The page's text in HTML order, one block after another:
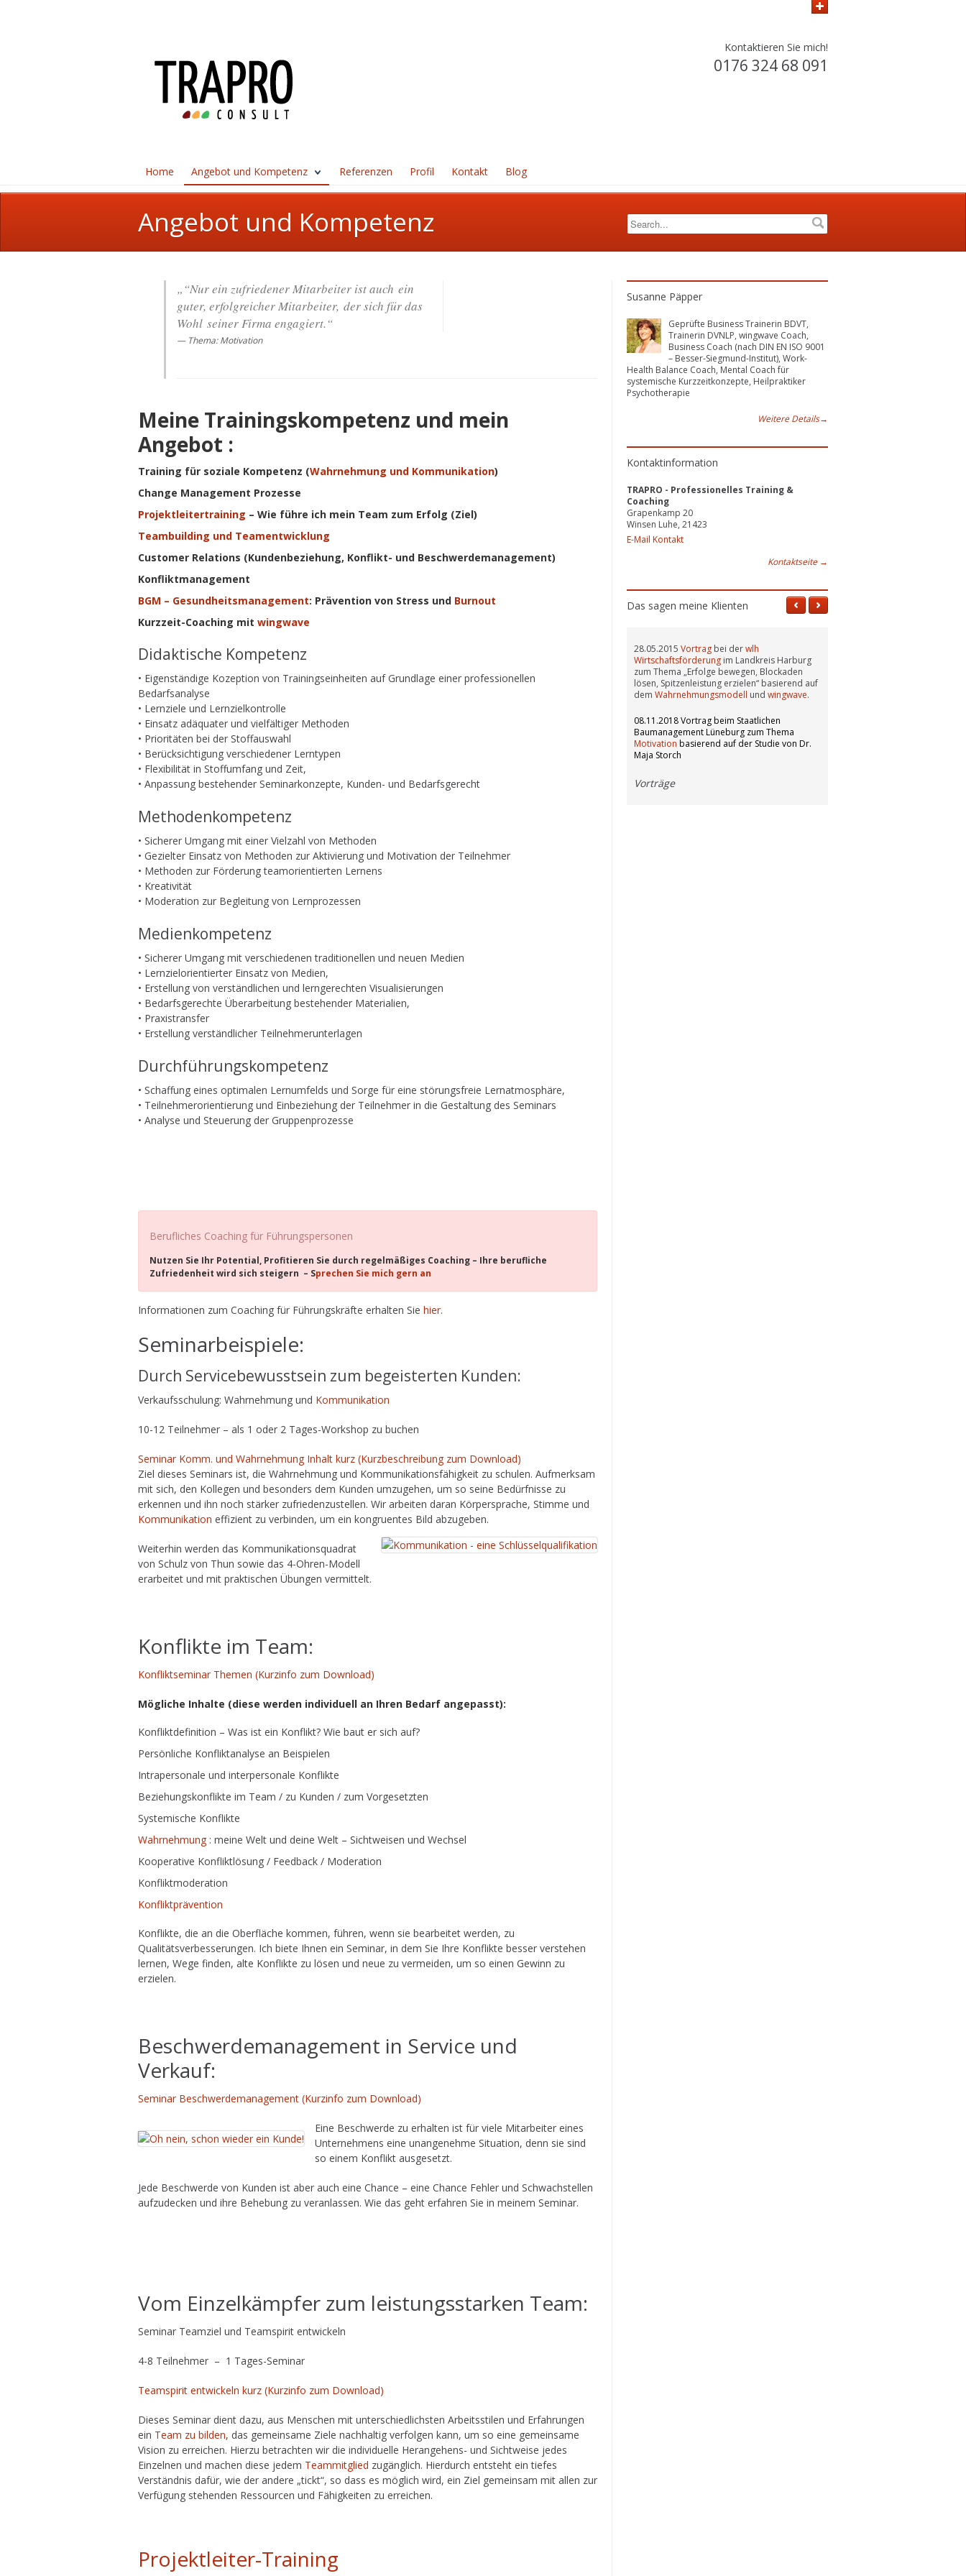
Kontaktieren Sie mich!
0176 324 68 091
Home Angebot und Kompetenz Referenzen Profil Kontakt Blog
Angebot und Kompetenz
„“Nur ein zufriedener Mitarbeiter ist auch ein
guter, erfolgreicher Mitarbeiter, der sich für das
Wohl seiner Firma engagiert.“
Thema: Motivation
Meine Trainingskompetenz und mein
Angebot :
Training für soziale Kompetenz (Wahrnehmung und Kommunikation)
Change Management Prozesse
Projektleitertraining – Wie führe ich mein Team zum Erfolg (Ziel)
Teambuilding und Teamentwicklung
Customer Relations (Kundenbeziehung, Konflikt- und Beschwerdemanagement)
Konfliktmanagement
BGM – Gesundheitsmanagement: Prävention von Stress und Burnout
Kurzzeit-Coaching mit wingwave
Didaktische Kompetenz
• Eigenständige Kozeption von Trainingseinheiten auf Grundlage einer professionellen
Bedarfsanalyse
• Lernziele und Lernzielkontrolle
• Einsatz adäquater und vielfältiger Methoden
• Prioritäten bei der Stoffauswahl
• Berücksichtigung verschiedener Lerntypen
• Flexibilität in Stoffumfang und Zeit,
• Anpassung bestehender Seminarkonzepte, Kunden- und Bedarfsgerecht
Methodenkompetenz
• Sicherer Umgang mit einer Vielzahl von Methoden
• Gezielter Einsatz von Methoden zur Aktivierung und Motivation der Teilnehmer
• Methoden zur Förderung teamorientierten Lernens
• Kreativität
• Moderation zur Begleitung von Lernprozessen
Medienkompetenz
• Sicherer Umgang mit verschiedenen traditionellen und neuen Medien
• Lernzielorientierter Einsatz von Medien,
• Erstellung von verständlichen und lerngerechten Visualisierungen
• Bedarfsgerechte Überarbeitung bestehender Materialien,
• Praxistransfer
• Erstellung verständlicher Teilnehmerunterlagen
Durchführungskompetenz
• Schaffung eines optimalen Lernumfelds und Sorge für eine störungsfreie Lernatmosphäre,
• Teilnehmerorientierung und Einbeziehung der Teilnehmer in die Gestaltung des Seminars
• Analyse und Steuerung der Gruppenprozesse
Berufliches Coaching für Führungspersonen
Nutzen Sie Ihr Potential, Profitieren Sie durch regelmäßiges Coaching – Ihre berufliche
Zufriedenheit wird sich steigern – Sprechen Sie mich gern an
Informationen zum Coaching für Führungskräfte erhalten Sie hier.
Seminarbeispiele:
Durch Servicebewusstsein zum begeisterten Kunden:
Verkaufsschulung: Wahrnehmung und Kommunikation
10-12 Teilnehmer – als 1 oder 2 Tages-Workshop zu buchen
Seminar Komm. und Wahrnehmung Inhalt kurz (Kurzbeschreibung zum Download)
Ziel dieses Seminars ist, die Wahrnehmung und Kommunikationsfähigkeit zu schulen. Aufmerksam
mit sich, den Kollegen und besonders dem Kunden umzugehen, um so seine Bedürfnisse zu
erkennen und ihn noch stärker zufriedenzustellen. Wir arbeiten daran Körpersprache, Stimme und
Kommunikation effizient zu verbinden, um ein kongruentes Bild abzugeben.
Weiterhin werden das Kommunikationsquadrat
von Schulz von Thun sowie das 4-Ohren-Modell
erarbeitet und mit praktischen Übungen vermittelt.
Konflikte im Team:
Konfliktseminar Themen (Kurzinfo zum Download)
Mögliche Inhalte (diese werden individuell an Ihren Bedarf angepasst):
Konfliktdefinition – Was ist ein Konflikt? Wie baut er sich auf?
Persönliche Konfliktanalyse an Beispielen
Intrapersonale und interpersonale Konflikte
Beziehungskonflikte im Team / zu Kunden / zum Vorgesetzten
Systemische Konflikte
Wahrnehmung : meine Welt und deine Welt – Sichtweisen und Wechsel
Kooperative Konfliktlösung / Feedback / Moderation
Konfliktmoderation
Konfliktprävention
Konflikte, die an die Oberfläche kommen, führen, wenn sie bearbeitet werden, zu
Qualitätsverbesserungen. Ich biete Ihnen ein Seminar, in dem Sie Ihre Konflikte besser verstehen
lernen, Wege finden, alte Konflikte zu lösen und neue zu vermeiden, um so einen Gewinn zu
erzielen.
Beschwerdemanagement in Service und
Verkauf:
Seminar Beschwerdemanagement (Kurzinfo zum Download)
Eine Beschwerde zu erhalten ist für viele Mitarbeiter eines
Unternehmens eine unangenehme Situation, denn sie sind
so einem Konflikt ausgesetzt.
Jede Beschwerde von Kunden ist aber auch eine Chance – eine Chance Fehler und Schwachstellen
aufzudecken und ihre Behebung zu veranlassen. Wie das geht erfahren Sie in meinem Seminar.
Vom Einzelkämpfer zum leistungsstarken Team:
Seminar Teamziel und Teamspirit entwickeln
4-8 Teilnehmer – 1 Tages-Seminar
Teamspirit entwickeln kurz (Kurzinfo zum Download)
Dieses Seminar dient dazu, aus Menschen mit unterschiedlichsten Arbeitsstilen und Erfahrungen
ein Team zu bilden, das gemeinsame Ziele nachhaltig verfolgen kann, um so eine gemeinsame
Vision zu erreichen. Hierzu betrachten wir die individuelle Herangehens- und Sichtweise jedes
Einzelnen und machen diese jedem Teammitglied zugänglich. Hierdurch entsteht ein tiefes
Verständnis dafür, wie der andere „tickt“, so dass es möglich wird, ein Ziel gemeinsam mit allen zur
Verfügung stehenden Ressourcen und Fähigkeiten zu erreichen.
Projektleiter-Training
Susanne Päpper
Geprüfte Business Trainerin BDVT,
Trainerin DVNLP, wingwave Coach,
Business Coach (nach DIN EN ISO 9001
– Besser-Siegmund-Institut), Work-
Health Balance Coach, Mental Coach für
systemische Kurzzeitkonzepte, Heilpraktiker
Psychotherapie
Weitere Details→
Kontaktinformation
TRAPRO - Professionelles Training &
Coaching
Grapenkamp 20
Winsen Luhe, 21423
E-Mail Kontakt
Kontaktseite →
Das sagen meine Klienten
28.05.2015 Vortrag bei derwlh
Wirtschaftsförderung im Landkreis Harburg
zum Thema „Erfolge bewegen, Blockaden
lösen, Spitzenleistung erzielen“ basierend auf
dem Wahrnehmungsmodell und wingwave.
08.11.2018 Vortrag beim Staatlichen
Baumanagement Lüneburg zum Thema
Motivation basierend auf der Studie von Dr.
Maja Storch
Vorträge